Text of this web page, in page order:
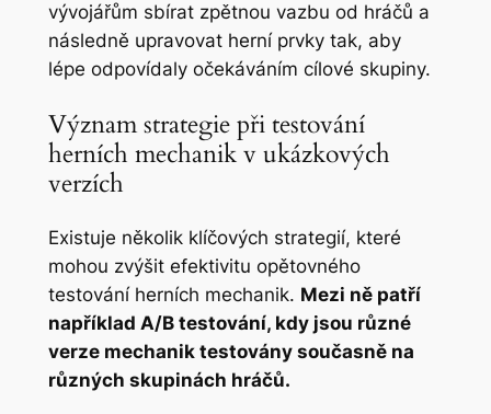
vývojářům sbírat zpětnou vazbu od hráčů a
následně upravovat herní prvky tak, aby
lépe odpovídaly očekáváním cílové skupiny.
Význam strategie při testování
herních mechanik v ukázkových
verzích
Existuje několik klíčových strategií, které
mohou zvýšit efektivitu opětovného
testování herních mechanik. Mezi ně patří
například A/B testování, kdy jsou různé
verze mechanik testovány současně na
různých skupinách hráčů.